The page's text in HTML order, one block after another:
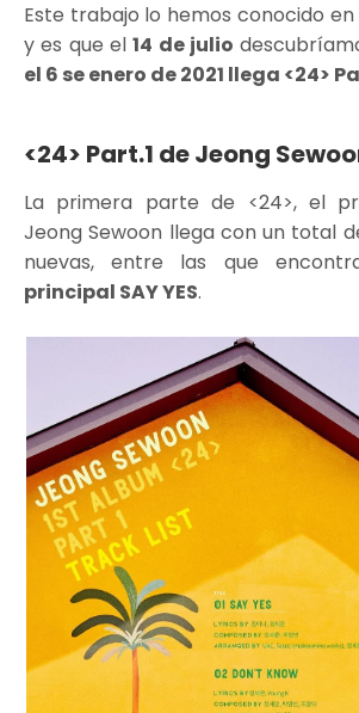
Este trabajo lo hemos conocido
y es que el14 de julio
el 6 se enero de 2021 llega <24>
<24> Part.1 de Jeong
La primera parte de <24>, el
Jeong Sewoon llega con un total
nuevas, entre las que
principal SAY YES.